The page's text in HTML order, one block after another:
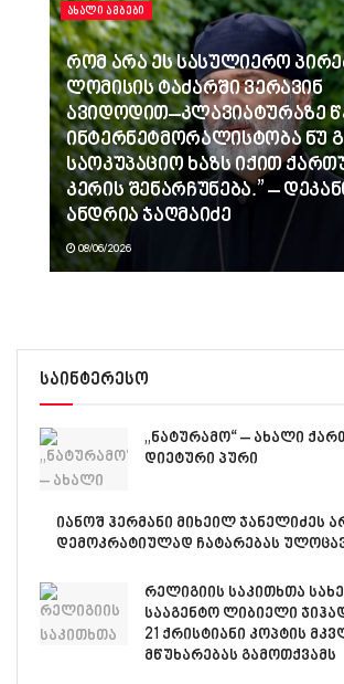
ᲐᲮᲐᲚᲘ ᲐᲛᲑᲔᲑᲘ
რომ არა ეს სასულიერო
ლომისის ტაძარში ვერავინ
ავიდოდით–კლავიატურაზე
ინტერნეტმორალისტობა ნუ
საოკუპაციო ხაზს იქით
კერის შენარჩუნება.” –
ანდრია ჯაღმაიძე
08/06/2026
საინტერესო
„ნატურამო“ – ახალი
დიეტური პური
იანოშ ჰერმანი მიხეილ ჯანელიძეს
დემოკრატიულად ჩატარებას
რელიგიის საკითხთა
სააგენტო ლიბიელი
21 ქრისტიანი კოპტის
მწუხარებას გამოთქვამს